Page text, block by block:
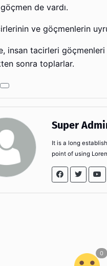
de vardı.
ve göçmenlerin
insan tacirleri göçmenleri
sonra toplarlar.
Super
It is a long
point of using